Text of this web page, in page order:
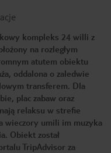
kompleks 24 willi z
na rozległym
atutem obiektu
oddalona o zaledwie
transferem. Dla
plac zabaw oraz
relaksu w strefie
wieczory umili im muzyka
Obiekt został
TripAdvisor za